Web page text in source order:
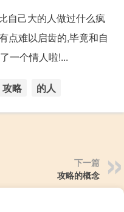
自己大的人做过什么疯
点难以启齿的,毕竟和自
一个情人啦!...
攻略 的人
下一篇
攻略的概念